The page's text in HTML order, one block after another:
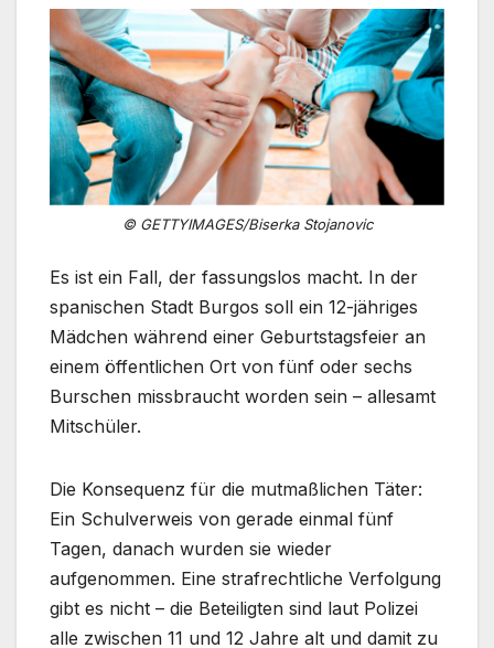
© GETTYIMAGES/Biserka Stojanovic
Es ist ein Fall, der fassungslos macht. In der
spanischen Stadt Burgos soll ein 12-jähriges
Mädchen während einer Geburtstagsfeier an
einem öffentlichen Ort von fünf oder sechs
Burschen missbraucht worden sein – allesamt
Mitschüler.
Die Konsequenz für die mutmaßlichen Täter:
Ein Schulverweis von gerade einmal fünf
Tagen, danach wurden sie wieder
aufgenommen. Eine strafrechtliche Verfolgung
gibt es nicht – die Beteiligten sind laut Polizei
alle zwischen 11 und 12 Jahre alt und damit zu